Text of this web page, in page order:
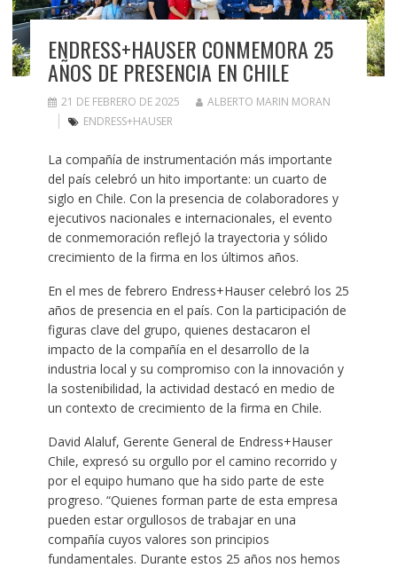
ENDRESS+HAUSER CONMEMORA 25
AÑOS DE PRESENCIA EN CHILE
21 DE FEBRERO DE 2025
ALBERTO MARIN MORAN
ENDRESS+HAUSER
La compañía de instrumentación más importante
del país celebró un hito importante: un cuarto de
siglo en Chile. Con la presencia de colaboradores y
ejecutivos nacionales e internacionales, el evento
de conmemoración reflejó la trayectoria y sólido
crecimiento de la firma en los últimos años.
En el mes de febrero Endress+Hauser celebró los 25
años de presencia en el país. Con la participación de
figuras clave del grupo, quienes destacaron el
impacto de la compañía en el desarrollo de la
industria local y su compromiso con la innovación y
la sostenibilidad, la actividad destacó en medio de
un contexto de crecimiento de la firma en Chile.
David Alaluf, Gerente General de Endress+Hauser
Chile, expresó su orgullo por el camino recorrido y
por el equipo humano que ha sido parte de este
progreso. “Quienes forman parte de esta empresa
pueden estar orgullosos de trabajar en una
compañía cuyos valores son principios
fundamentales. Durante estos 25 años nos hemos